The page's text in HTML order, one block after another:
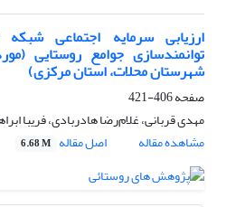
ارزیابی سرمایه اجتماعی
توانمندسازی جوامع روستایی
شهرستان محلات، استان مرکزی)
صفحه406-421
مهدی قربانی، غلام‌رضا هادربادی، فریبا
مشاهده مقاله
اصل مقاله 6.68 M